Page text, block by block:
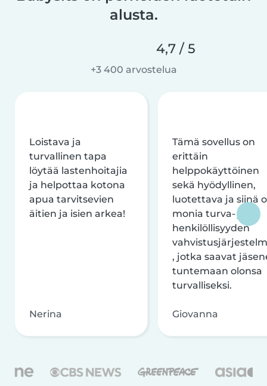
alusta.
4,7 / 5
+3 400 arvostelua
Loistava ja
turvallinen tapa
löytää lastenhoitajia
ja helpottaa kotona
apua tarvitsevien
äitien ja isien arkea!
Nerina
Tämä sovellus on
erittäin
helppokäyttöinen
sekä hyödyllinen,
luotettava ja siinä
monia turva- ja
henkilöllisyyden
, jotka saavat
tuntemaan olonsa
turvalliseksi.
Giovanna